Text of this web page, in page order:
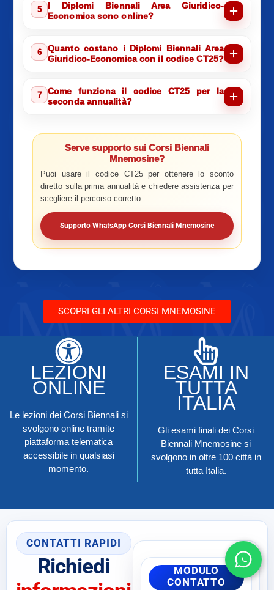
5
I Diplomi Biennali Area Giuridico-
Economica sono online?
6
Quanto costano i Diplomi Biennali Area
Giuridico-Economica con il codice CT25?
7
Come funziona il codice CT25 per la
seconda annualità?
Serve supporto sui Corsi Biennali
Mnemosine?
Puoi usare il codice CT25 per ottenere lo sconto
diretto sulla prima annualità e chiedere assistenza per
scegliere il percorso corretto.
Supporto WhatsApp Corsi Biennali Mnemosine
SCOPRI GLI ALTRI CORSI MNEMOSINE
LEZIONI
ONLINE
Le lezioni dei Corsi Biennali si
svolgono online tramite
piattaforma telematica
accessibile in qualsiasi
momento.
ESAMI IN
TUTTA
ITALIA
Gli esami finali dei Corsi
Biennali Mnemosine si
svolgono in oltre 100 città in
tutta Italia.
CONTATTI RAPIDI
Richiedi
MODULO
CONTATTO